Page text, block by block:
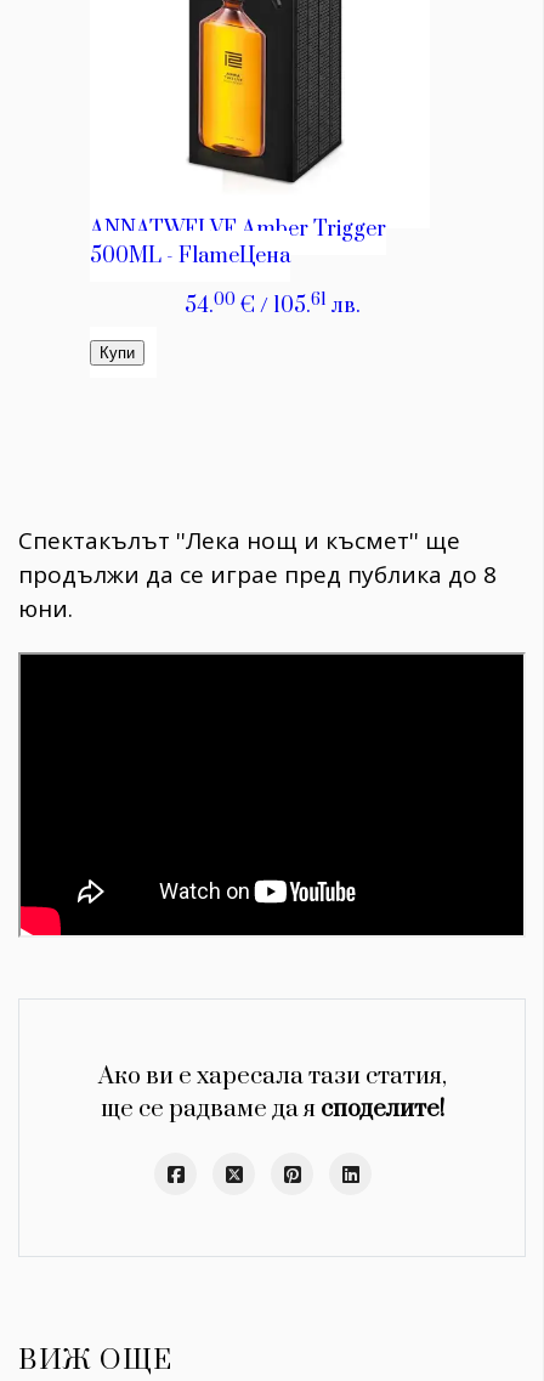
Спектакълът ''Лека нощ и късмет'' ще
продължи да се играе пред публика до 8
юни.
Ако ви е харесала тази статия,
ще се радваме да я споделите!
ВИЖ ОЩЕ